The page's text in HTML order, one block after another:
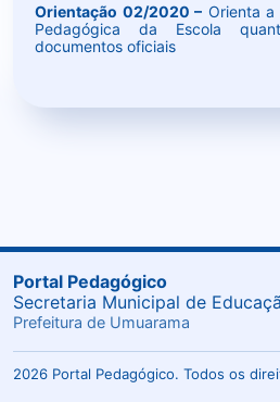
Orientação 02/2020 – Orienta a
Pedagógica da Escola
documentos oficiais
Portal Pedagógico
Secretaria Municipal de
Prefeitura de Umuarama
2026 Portal Pedagógico. Todos os